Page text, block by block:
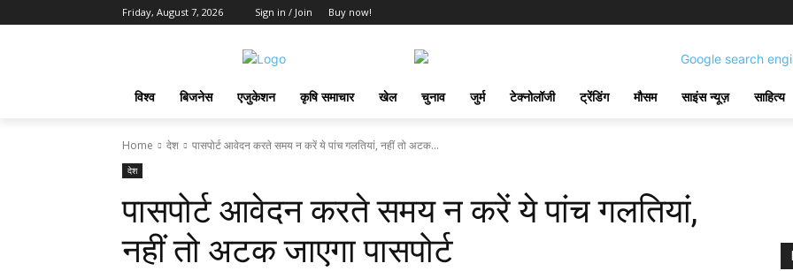
Friday, August 7, 2026 Sign in / Join Buy now!
विश्व बिजनेस एजुकेशन कृषि समाचार खेल चुनाव जुर्म टेक्नोलॉजी ट्रेंडिंग मौसम साइंस न्यूज़ साहित्य
Home देश पासपोर्ट आवेदन करते समय न करें ये पांच गलतियां, नहीं तो अटक...
देश
पासपोर्ट आवेदन करते समय न करें ये पांच गलतियां,
नहीं तो अटक जाएगा पासपोर्ट